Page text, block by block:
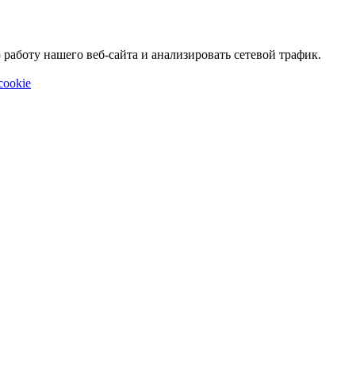
нашего веб-сайта и анализировать сетевой трафик.